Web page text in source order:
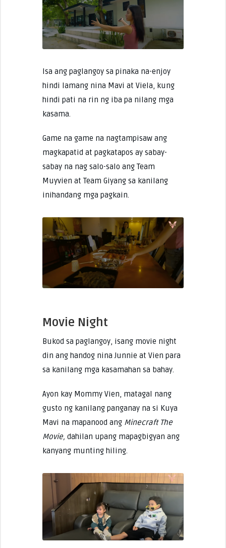
Isa ang paglangoy sa pinaka na-enjoy
hindi lamang nina Mavi at Viela, kung
hindi pati na rin ng iba pa nilang mga
kasama.
Game na game na nagtampisaw ang
magkapatid at pagkatapos ay sabay-
sabay na nag salo-salo ang Team
Muyvien at Team Giyang sa kanilang
inihandang mga pagkain.
Movie Night
Bukod sa paglangoy, isang movie night
din ang handog nina Junnie at Vien para
sa kanilang mga kasamahan sa bahay.
Ayon kay Mommy Vien, matagal nang
gusto ng kanilang panganay na si Kuya
Mavi na mapanood ang Minecraft The
Movie, dahilan upang mapagbigyan ang
kanyang munting hiling.